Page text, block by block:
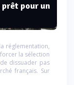
prêt pour un
réglementation,
la sélection
dissuader pas
français. Sur